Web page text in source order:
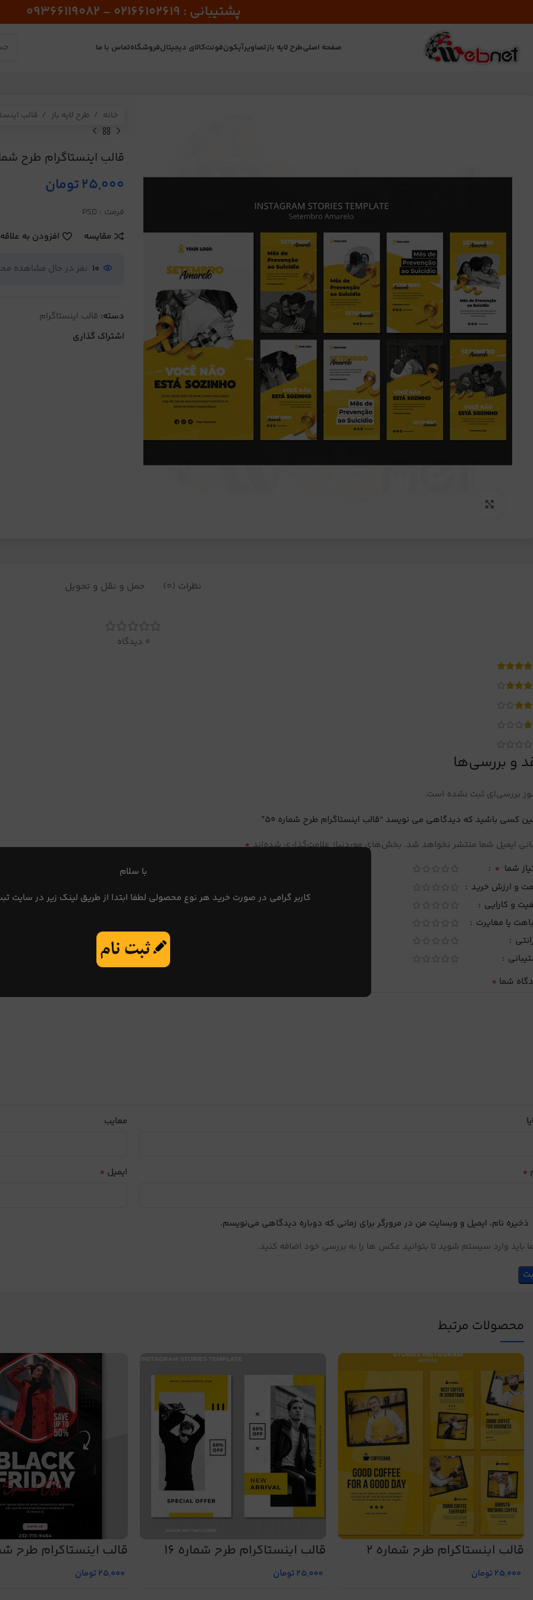
با سلام
کاربر گرامی در صورت خرید هر نوع محصولی لطفا ابتدا از طریق لینک زیر در سایت
پشتیبانی : 02166102619 - 09366119082
صفحه اصلیطرح لایه بازتصاویرآیکونفونتکالای دیجیتالفروشگاهتماس با ما
خانه طرح لایه باز قالب
قالب اینستاگرام طرح
25,000تومان
فرمت : PSD
مقایسه
افزودن به
10 نفر در حال مشاهده
دسته: قالب اینستاگرام
اشتراک گذاری
نظرات (0) حمل و نقل و تحویل
0 دیدگاه
و بررسی‌ها
بررسی‌ای ثبت نشده است.
کسی باشید که دیدگاهی می نویسد “قالب اینستاگرام طرح شماره 50”
ایمیل شما منتشر نخواهد شد. بخش‌های موردنیاز علامت‌گذاری شده‌اند*
شما *
و ارزش خرید
و کارایی
یا مغایرت
شما *
معایب
* ایمیل *
ذخیره نام، ایمیل و وبسایت من در مرورگر برای زمانی که دوباره دیدگاهی می‌نویسم.
باید وارد سیستم شوید تا بتوانید عکس ها را به بررسی خود اضافه کنید.
محصولات مرتبط
قالب اینستاگرام طرح شماره 2
25,000تومان
قالب اینستاگرام طرح شماره 16
25,000تومان
قالب اینستاگرام طرح
25,000تومان